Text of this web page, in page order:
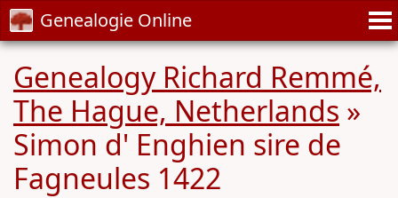
Genealogie Online
Genealogy Richard Remmé,
The Hague, Netherlands »
Simon d' Enghien sire de
Fagneules 1422